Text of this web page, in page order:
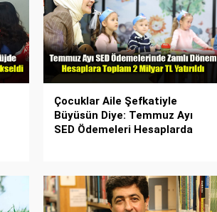
Çocuklar Aile Şefkatiyle
Büyüsün Diye: Temmuz Ayı
SED Ödemeleri Hesaplarda